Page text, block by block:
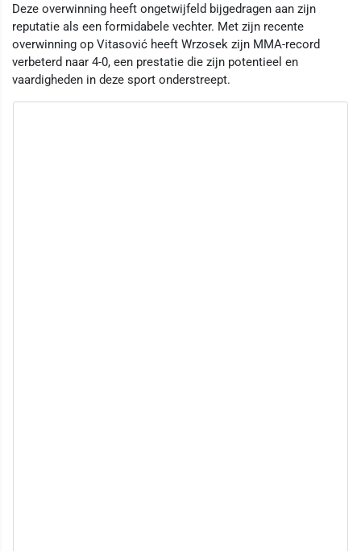
Deze overwinning heeft ongetwijfeld bijgedragen aan zijn
reputatie als een formidabele vechter. Met zijn recente
overwinning op Vitasović heeft Wrzosek zijn MMA-record
verbeterd naar 4-0, een prestatie die zijn potentieel en
vaardigheden in deze sport onderstreept.